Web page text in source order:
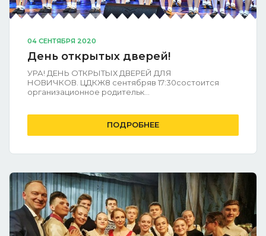
04 СЕНТЯБРЯ 2020
День открытых дверей!
УРА! ДЕНЬ ОТКРЫТЫХ ДВЕРЕЙ ДЛЯ
НОВИЧКОВ. ЦДКЖ8 сентябряв 17:30состоится
организационное родительк...
ПОДРОБНЕЕ